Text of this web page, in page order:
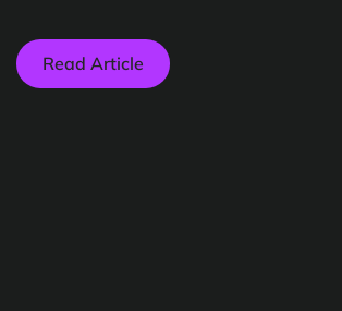
Read Article